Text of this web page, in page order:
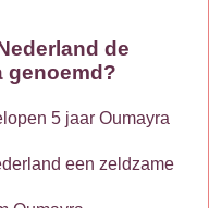
de
genoemd?
5 jaar Oumayra
een zeldzame